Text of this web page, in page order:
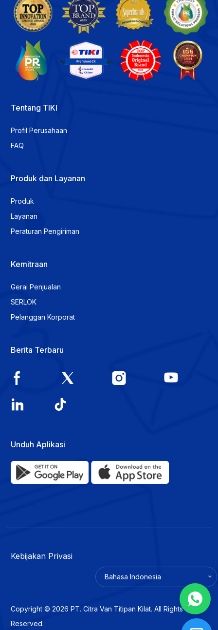
Tentang TIKI
Profil Perusahaan
FAQ
Produk dan Layanan
Produk
Layanan
Peraturan Pengiriman
Kemitraan
Gerai Penjualan
SERLOK
Pelanggan Korporat
Berita Terbaru
Unduh Aplikasi
Kebijakan Privasi
Bahasa Indonesia
Copyright © 2026 PT. Citra Van Titipan Kilat. All Rights
Reserved.